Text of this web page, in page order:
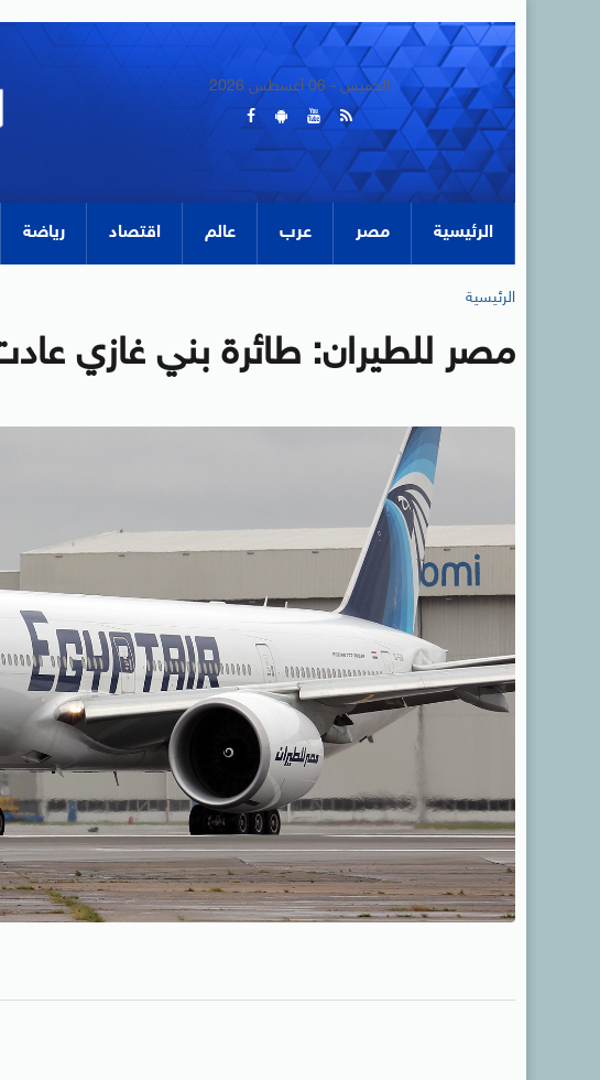
الخميس - 06 أغسطس 2026
الرئيسية مصر عرب عالم اقتصاد رياضة
الرئيسية
مصر للطيران: طائرة بني غازي